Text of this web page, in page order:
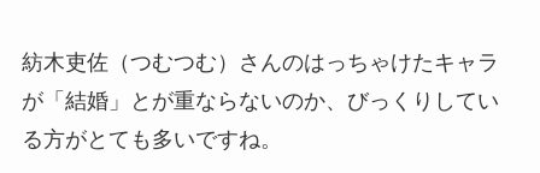
紡木吏佐（つむつむ）さんのはっちゃけたキャラ
が「結婚」とが重ならないのか、びっくりしてい
る方がとても多いですね。